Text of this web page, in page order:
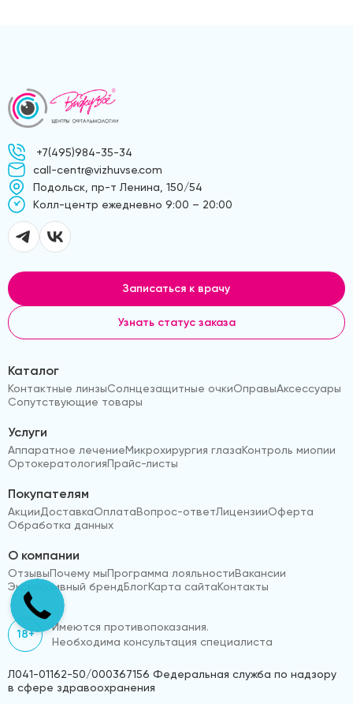
+7(495)984-35-34
call-centr@vizhuvse.com
Подольск, пр-т Ленина, 150/54
Kолл-центр ежедневно 9:00 – 20:00
Записаться к врачу
Узнать статус заказа
Каталог
Контактные линзыСолнцезащитные очкиОправыАксессуары
Сопутствующие товары
Услуги
Аппаратное лечениеМикрохирургия глазаКонтроль миопии
ОртокератологияПрайс-листы
Покупателям
АкцииДоставкаОплатаВопрос-ответЛицензииОферта
Обработка данных
О компании
ОтзывыПочему мыПрограмма лояльностиВакансии
Эксклюзивный брендБлогКарта сайтаКонтакты
18+
Имеются противопоказания.
Необходима консультация специалиста
Л041-01162-50/000367156 Федеральная служба по надзору
в сфере здравоохранения